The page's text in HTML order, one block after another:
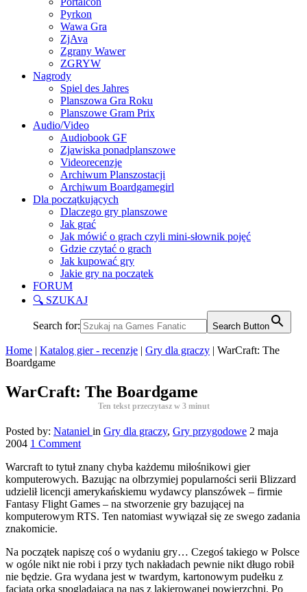
Pyrkon
Wawa Gra
ZjAva
Zgrany Wawer
ZGRYW
Nagrody
Spiel des Jahres
Planszowa Gra Roku
Planszowe Gram Prix
Audio/Video
Audiobook GF
Zjawiska ponadplanszowe
Videorecenzje
Archiwum Planszostacji
Archiwum Boardgamegirl
Dla początkujących
Dlaczego gry planszowe
Jak grać
Jak mówić o grach czyli mini-słownik pojęć
Gdzie czytać o grach
Jak kupować gry
Jakie gry na początek
FORUM
🔍 SZUKAJ
Search for: Search Button
Home | Katalog gier - recenzje | Gry dla graczy | WarCraft: The
Boardgame
WarCraft: The Boardgame
Ten tekst przeczytasz w 3 minut
Posted by: Nataniel in Gry dla graczy, Gry przygodowe 2 maja
2004 1 Comment
Warcraft to tytuł znany chyba każdemu miłośnikowi gier
komputerowych. Bazując na olbrzymiej popularności serii Blizzard
udzielił licencji amerykańskiemu wydawcy planszówek – firmie
Fantasy Flight Games – na stworzenie gry bazującej na
komputerowym RTS. Ten natomiast wywiązał się ze swego zadania
znakomicie.
Na początek napiszę coś o wydaniu gry… Czegoś takiego w Polsce
w ogóle nikt nie robi i przy tych nakładach pewnie nikt długo robił
nie będzie. Gra wydana jest w twardym, kartonowym pudełku z
facjatą orka spoglądającą na nas z lakierowanej powierzchni. Po